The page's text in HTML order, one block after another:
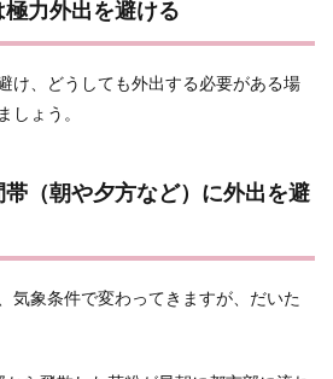
力外出を避ける
け、どうしても外出する必要がある場
しょう。
（朝や夕方など）に外出を避
気象条件で変わってきますが、だいた